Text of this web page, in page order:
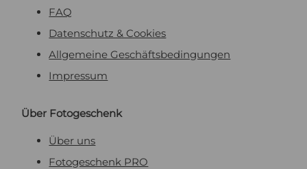
FAQ
Datenschutz & Cookies
Allgemeine Geschäftsbedingungen
Impressum
Über Fotogeschenk
Über uns
Fotogeschenk PRO